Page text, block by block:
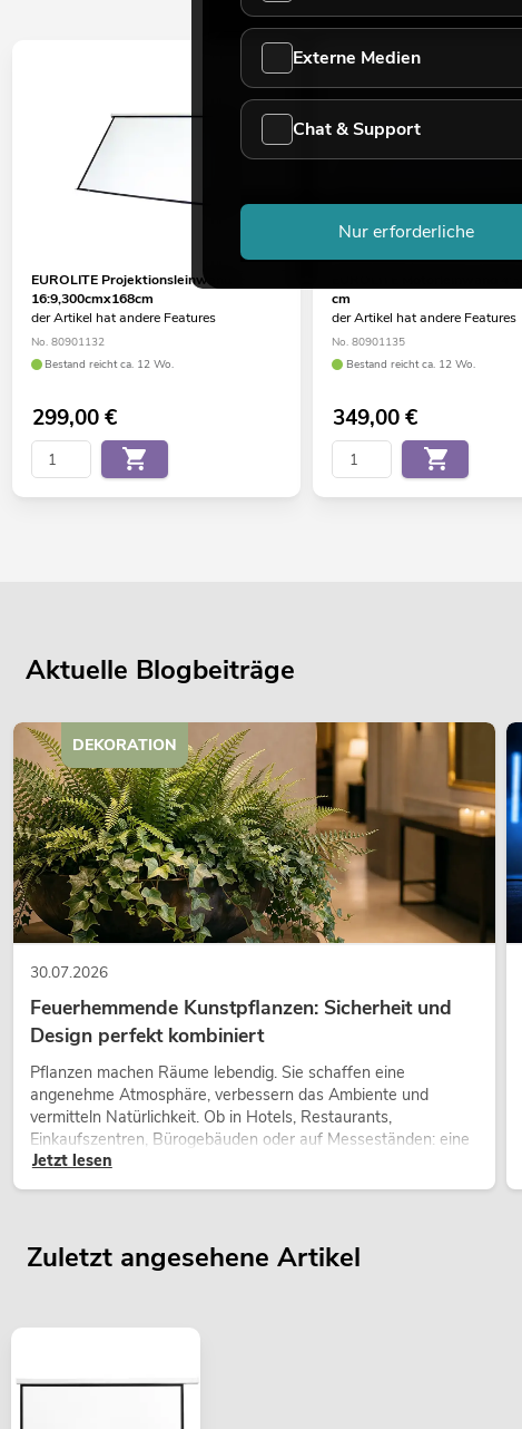
EUROLITE Projektionsleinwand
16:9,300cmx168cm
der Artikel hat andere Features
No. 80901132
Bestand reicht ca. 12 Wo.
299,00€
cm
der Artikel hat andere Features
No. 80901135
Bestand reicht ca. 12 Wo.
349,00€
Aktuelle Blogbeiträge
30.07.2026
Feuerhemmende Kunstpflanzen: Sicherheit und
Design perfekt kombiniert
Pflanzen machen Räume lebendig. Sie schaffen eine
angenehme Atmosphäre, verbessern das Ambiente und
vermitteln Natürlichkeit. Ob in Hotels, Restaurants,
Einkaufszentren, Bürogebäuden oder auf Messeständen: eine
hochwertige Begrünung gehört heute längst zum modernen
Raumkonzept.
Jetzt lesen
DEKORATION
Zuletzt angesehene Artikel
Externe Medien
Chat & Support
Nur erforderliche